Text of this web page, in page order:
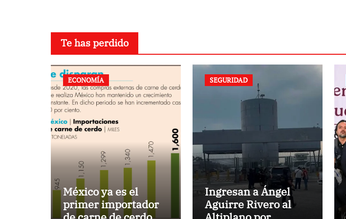
Te has perdido
ECONOMÍA
México ya es el
primer importador
SEGURIDAD
Ingresan a Ángel
Aguirre Rivero al